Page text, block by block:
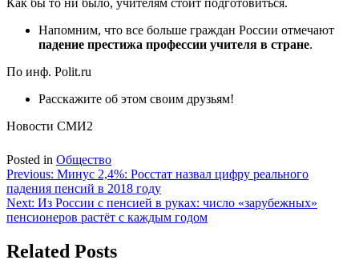
Напомним, что все больше граждан России отмечают
падение престижа профессии учителя в стране.
По инф. Polit.ru
Расскажите об этом своим друзьям!
Новости СМИ2
Posted in Общество
Навигация
по
записям
Previous: Минус 2,4%: Росстат назвал цифру реального
падения пенсий в 2018 году
Next: Из России с пенсией в руках: число «зарубежных»
пенсионеров растёт с каждым годом
Related Posts